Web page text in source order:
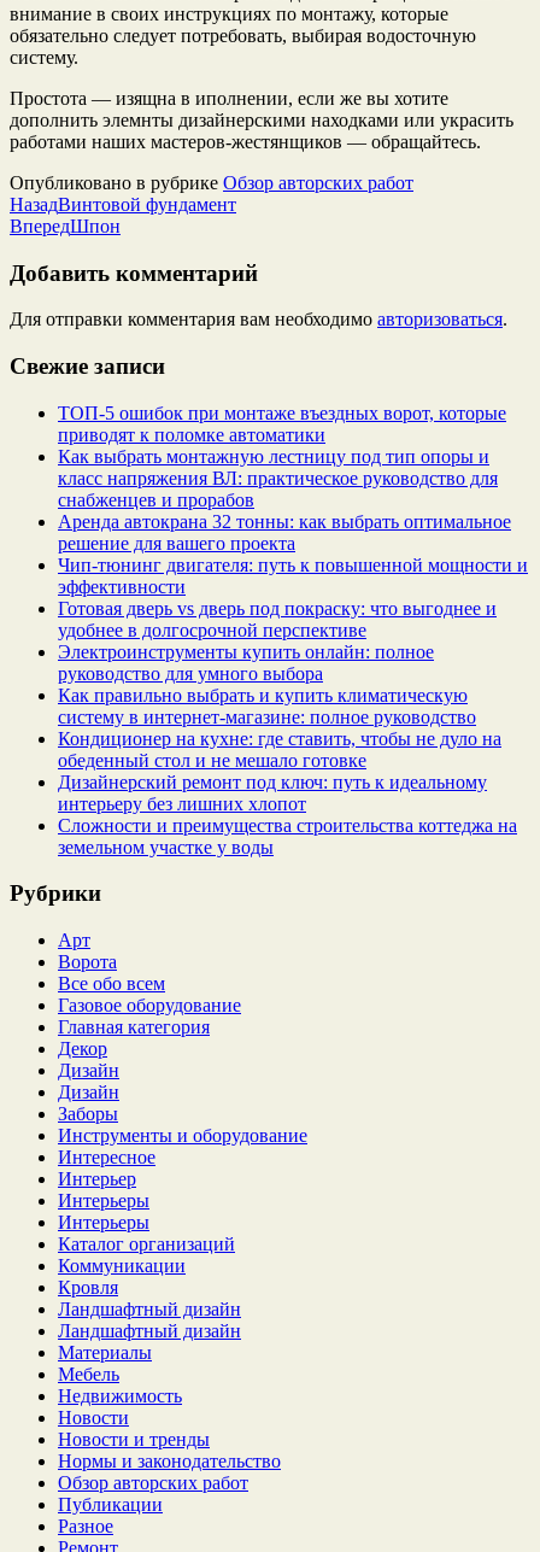
внимание в своих инструкциях по монтажу, которые
обязательно следует потребовать, выбирая водосточную
систему.
Простота — изящна в иполнении, если же вы хотите
дополнить элемнты дизайнерскими находками или украсить
работами наших мастеров-жестянщиков — обращайтесь.
Опубликовано в рубрике Обзор авторских работ
НазадВинтовой фундамент
ВпередШпон
Добавить комментарий
Для отправки комментария вам необходимо авторизоваться.
Свежие записи
ТОП-5 ошибок при монтаже въездных ворот, которые
приводят к поломке автоматики
Как выбрать монтажную лестницу под тип опоры и
класс напряжения ВЛ: практическое руководство для
снабженцев и прорабов
Аренда автокрана 32 тонны: как выбрать оптимальное
решение для вашего проекта
Чип‑тюнинг двигателя: путь к повышенной мощности и
эффективности
Готовая дверь vs дверь под покраску: что выгоднее и
удобнее в долгосрочной перспективе
Электроинструменты купить онлайн: полное
руководство для умного выбора
Как правильно выбрать и купить климатическую
систему в интернет‑магазине: полное руководство
Кондиционер на кухне: где ставить, чтобы не дуло на
обеденный стол и не мешало готовке
Дизайнерский ремонт под ключ: путь к идеальному
интерьеру без лишних хлопот
Сложности и преимущества строительства коттеджа на
земельном участке у воды
Рубрики
Арт
Ворота
Все обо всем
Газовое оборудование
Главная категория
Декор
Дизайн
Дизайн
Заборы
Инструменты и оборудование
Интересное
Интерьер
Интерьеры
Интерьеры
Каталог организаций
Коммуникации
Кровля
Ландшафтный дизайн
Ландшафтный дизайн
Материалы
Мебель
Недвижимость
Новости
Новости и тренды
Нормы и законодательство
Обзор авторских работ
Публикации
Разное